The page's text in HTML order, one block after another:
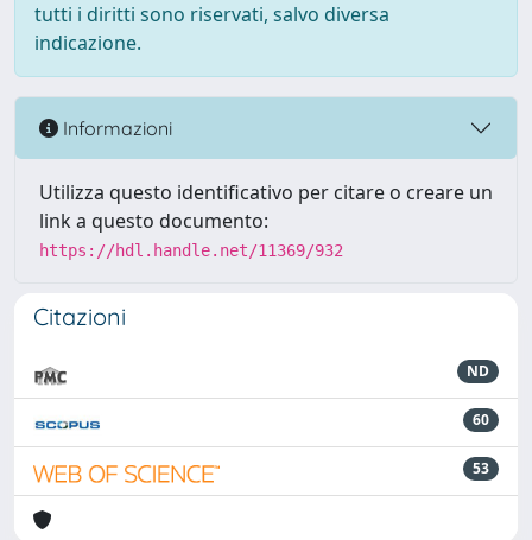
tutti i diritti sono riservati, salvo diversa
indicazione.
Informazioni
Utilizza questo identificativo per citare o creare un
link a questo documento:
https://hdl.handle.net/11369/932
Citazioni
ND
60
53